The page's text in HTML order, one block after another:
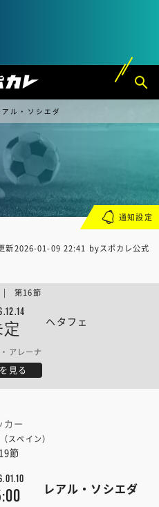
ル・ソシエダ
新2026-01-09 22:41 byスポカレ公式
定 ヘタフェ
| 第16節
アレーナ
見る
カー
スペイン）
節
レアル・ソシエダ
通知設定